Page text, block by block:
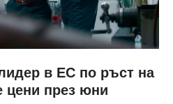
в ЕС по ръст на
цени през юни